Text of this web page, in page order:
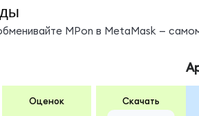
MPon в MetaMask —
Оценок Скачать